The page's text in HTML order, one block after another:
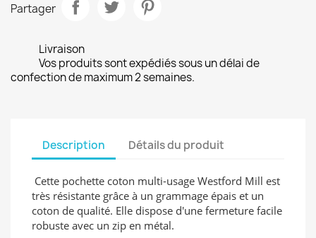
Partager
Livraison
Vos produits sont expédiés sous un délai de
confection de maximum 2 semaines.
Description Détails du produit
Cette pochette coton multi-usage Westford Mill est
très résistante grâce à un grammage épais et un
coton de qualité. Elle dispose d'une fermeture facile
robuste avec un zip en métal.